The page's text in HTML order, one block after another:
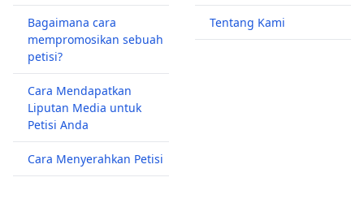
Bagaimana cara
mempromosikan sebuah
petisi?
Cara Mendapatkan
Liputan Media untuk
Petisi Anda
Cara Menyerahkan Petisi
Tentang Kami